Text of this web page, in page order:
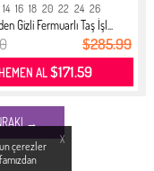
X
çerezler
14 16 18 20 22 24 26
Gizli Fermuarlı Taş İşl...
$285.99
AL$171.59
→